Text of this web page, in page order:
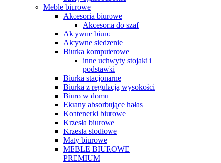
Meble biurowe
Akcesoria biurowe
Akcesoria do szaf
Aktywne biuro
Aktywne siedzenie
Biurka komputerowe
inne uchwyty stojaki i
podstawki
Biurka stacjonarne
Biurka z regulacją wysokości
Biuro w domu
Ekrany absorbujące hałas
Kontenerki biurowe
Krzesła biurowe
Krzesła siodłowe
Maty biurowe
MEBLE BIUROWE
PREMIUM